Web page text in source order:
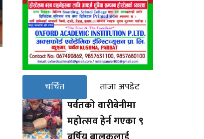
चर्चित ताजा अपडेट
पर्वतको वारीबेनीमा
महोत्सव हेर्न गएका ९